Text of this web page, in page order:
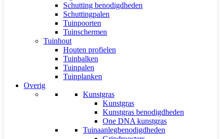
Schutting benodigdheden
Schuttingpalen
Tuinpoorten
Tuinschermen
Tuinhout
Houten profielen
Tuinbalken
Tuinpalen
Tuinplanken
Overig
Kunstgras
Kunstgras
Kunstgras benodigdheden
One DNA kunstgras
Tuinaanlegbenodigdheden